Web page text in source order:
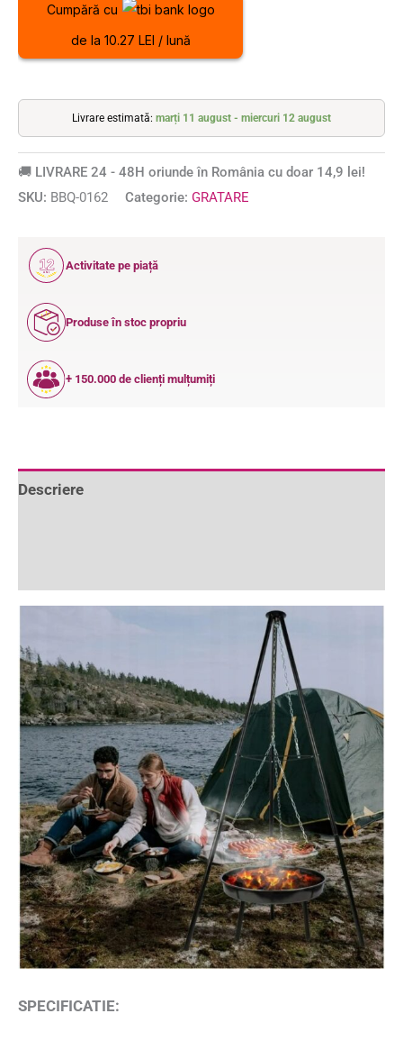
Cumpără cu
de la 10.27 LEI / lună
Livrare estimată: marți 11 august - miercuri 12 august
🚚 LIVRARE 24 - 48H oriunde în România cu doar 14,9 lei!
SKU: BBQ-0162 Categorie: GRATARE
12
ANI
Activitate pe piață
Produse în stoc propriu
+ 150.000 de clienți mulțumiți
Descriere
SPECIFICATIE: